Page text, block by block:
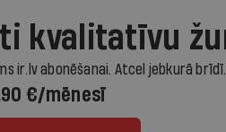
kvalitatīvu
ir.lv abonēšanai. Atcel jebkurā brīdī.
€/mēnesī